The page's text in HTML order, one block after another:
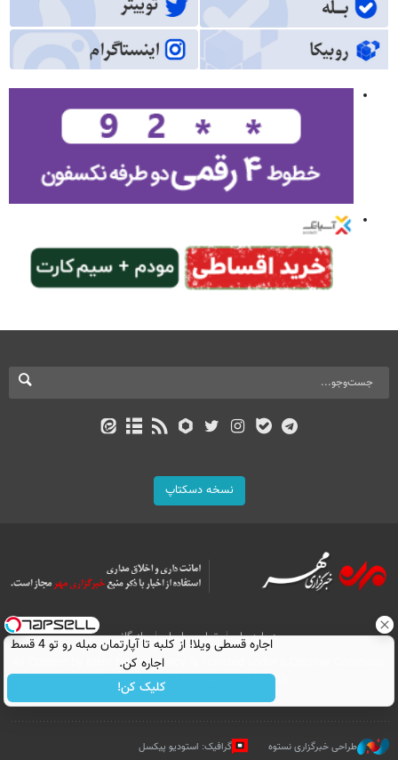
نسخه دسکتاپ
درباره ما تماس با ما
بازرگانی
All Content by Mehr News Agency is licensed under a Creative Commons
Attribution 4.0 International License.
طراحی خبرگزاری نستوه گرافیک: استودیو پیکسل
اجاره‌ قسطی ویلا! از کلبه تا آپارتمان مبله رو تو 4 قسط
اجاره کن.
کلیک کن!